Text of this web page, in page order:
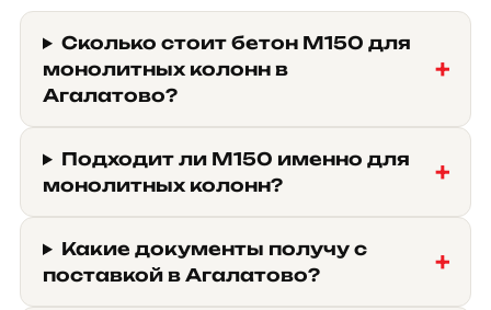
Сколько стоит бетон М150 для
монолитных колонн в
Агалатово?
Подходит ли М150 именно для
монолитных колонн?
Какие документы получу с
поставкой в Агалатово?